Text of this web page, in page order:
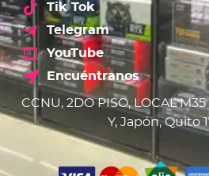
Tik Tok
Telegram
YouTube
Encuéntranos
CCNU, 2DO PISO, LOCAL
Y, Japón, Quito